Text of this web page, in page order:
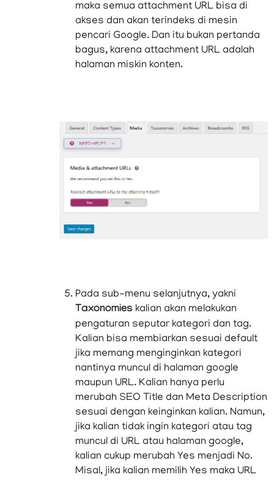
maka semua attachment URL bisa di
akses dan akan terindeks di mesin
pencari Google. Dan itu bukan pertanda
bagus, karena attachment URL adalah
halaman miskin konten.
Pada sub-menu selanjutnya, yakni
Taxonomies kalian akan melakukan
pengaturan seputar kategori dan tag.
Kalian bisa membiarkan sesuai default
jika memang menginginkan kategori
nantinya muncul di halaman google
maupun URL. Kalian hanya perlu
merubah SEO Title dan Meta Description
sesuai dengan keinginkan kalian. Namun,
jika kalian tidak ingin kategori atau tag
muncul di URL atau halaman google,
kalian cukup merubah Yes menjadi No.
Misal, jika kalian memilih Yes maka URL